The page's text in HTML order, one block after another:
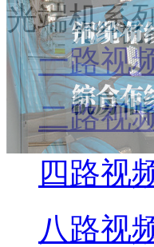
光端机系
一路视
二路视
四路视
八路视